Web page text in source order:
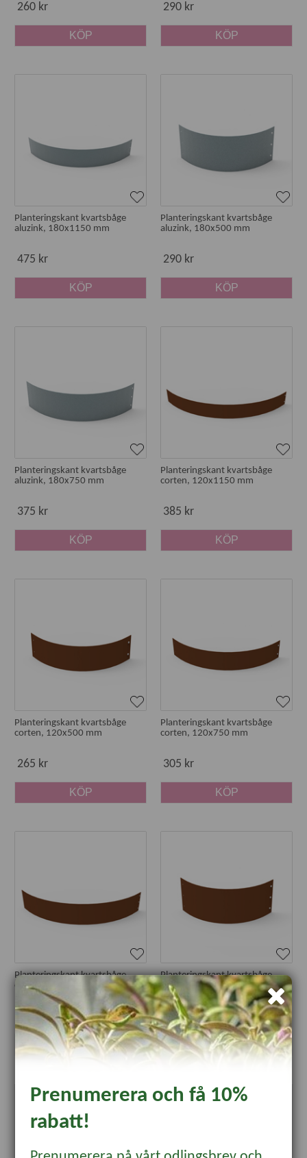
260 kr
KÖP
290 kr
KÖP
Planteringskant kvartsbåge
aluzink, 180x1150 mm
475 kr
KÖP
Planteringskant kvartsbåge
aluzink, 180x500 mm
290 kr
KÖP
Planteringskant kvartsbåge
aluzink, 180x750 mm
375 kr
KÖP
Planteringskant kvartsbåge
corten, 120x1150 mm
385 kr
KÖP
Planteringskant kvartsbåge
corten, 120x500 mm
265 kr
KÖP
Planteringskant kvartsbåge
corten, 120x750 mm
305 kr
KÖP
Planteringskant kvartsbåge
corten, 180x1150 mm
485 kr
KÖP
Planteringskant kvartsbåge
corten, 180x500 mm
305 kr
KÖP
Prenumerera och få 10%
rabatt!